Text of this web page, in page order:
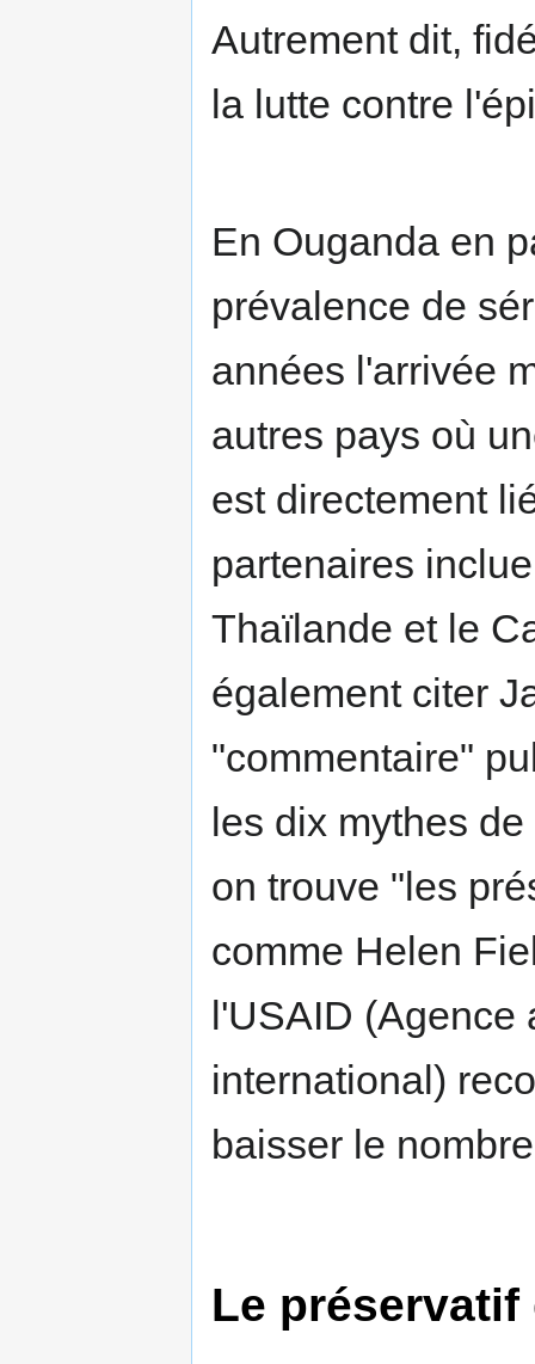
Autrement dit,
la lutte contre
En Ouganda en
prévalence de
années l'arrivée
autres pays où
est directement
partenaires
Thaïlande et le
également citer
"commentaire"
les dix mythes
on trouve "les
comme Helen
l'USAID (Agence
international)
baisser le
Le